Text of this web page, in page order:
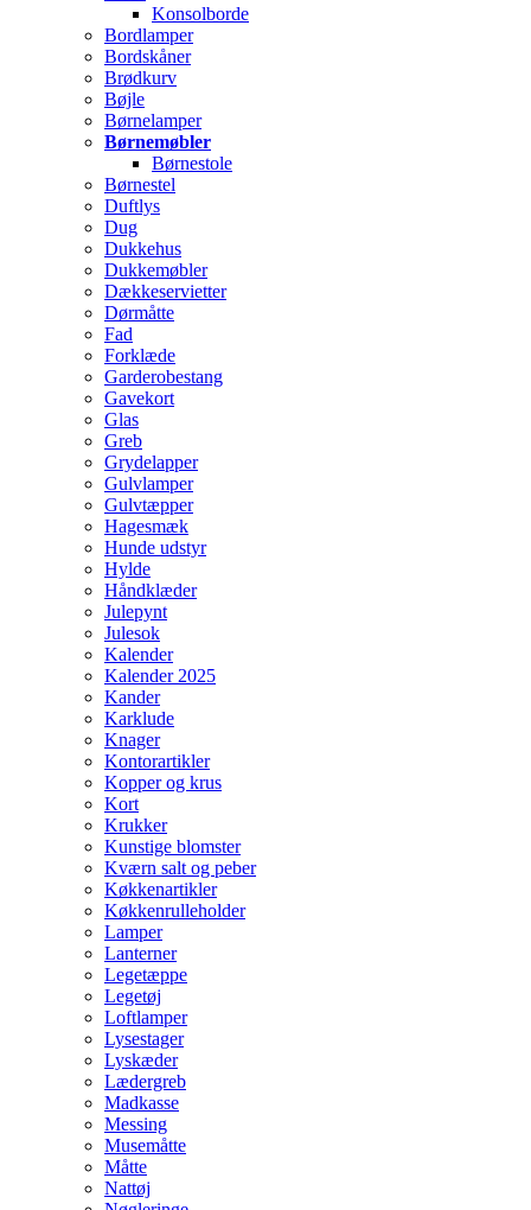
Konsolborde
Bordlamper
Bordskåner
Brødkurv
Bøjle
Børnelamper
Børnemøbler
Børnestole
Børnestel
Duftlys
Dug
Dukkehus
Dukkemøbler
Dækkeservietter
Dørmåtte
Fad
Forklæde
Garderobestang
Gavekort
Glas
Greb
Grydelapper
Gulvlamper
Gulvtæpper
Hagesmæk
Hunde udstyr
Hylde
Håndklæder
Julepynt
Julesok
Kalender
Kalender 2025
Kander
Karklude
Knager
Kontorartikler
Kopper og krus
Kort
Krukker
Kunstige blomster
Kværn salt og peber
Køkkenartikler
Køkkenrulleholder
Lamper
Lanterner
Legetæppe
Legetøj
Loftlamper
Lysestager
Lyskæder
Lædergreb
Madkasse
Messing
Musemåtte
Måtte
Nattøj